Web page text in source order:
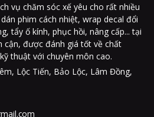
vụ chăm sóc xế yêu cho rất nhiều
phim cách nhiệt, wrap decal đổi
tẩy ố kính, phục hồi, nâng cấp... tại
cận, được đánh giá tốt về chất
thuật với chuyên môn cao.
Lộc Tiến, Bảo Lộc, Lâm Đồng,